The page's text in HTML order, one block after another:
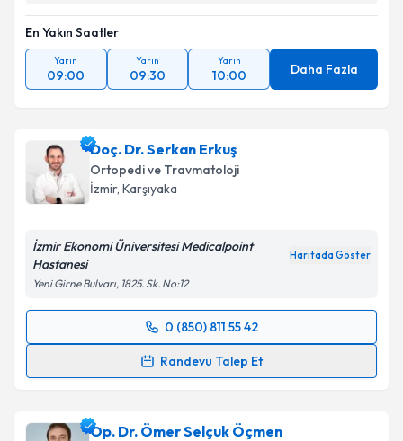
En Yakın Saatler
Yarın
09:00
Yarın
09:30
Yarın
10:00 Daha Fazla
Doç. Dr. Serkan Erkuş
Ortopedi ve Travmatoloji
İzmir, Karşıyaka
İzmir Ekonomi Üniversitesi Medicalpoint
Hastanesi
Haritada Göster
Yeni Girne Bulvarı, 1825. Sk. No:12
0 (850) 811 55 42
Randevu Talep Et
Randevu Takvimi Talebi
takvim hazırlandığında e-posta ile bilgilendireceğiz.
Op. Dr. Ömer Selçuk Öçmen